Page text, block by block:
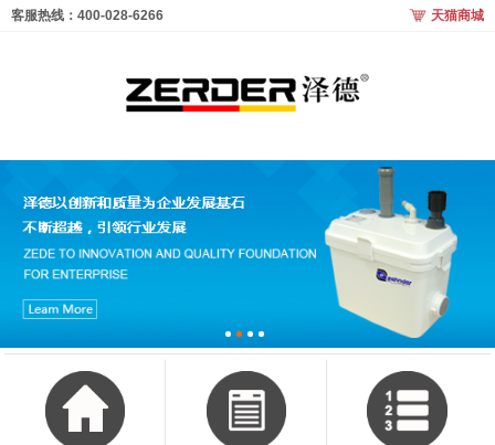
客服热线：400-028-6266 天猫商城